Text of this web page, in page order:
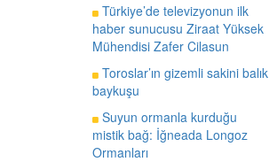
Türkiye’de televizyonun ilk
haber sunucusu Ziraat Yüksek
Mühendisi Zafer Cilasun
Toroslar’ın gizemli sakini balık
baykuşu
Suyun ormanla kurduğu
mistik bağ: İğneada Longoz
Ormanları